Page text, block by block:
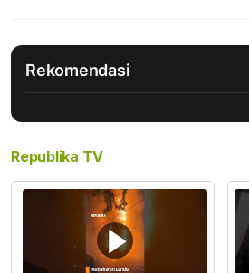
Rekomendasi
Republika TV